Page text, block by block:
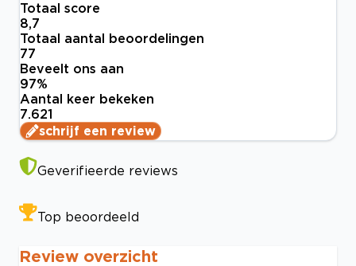
Totaal score
8,7
Totaal aantal beoordelingen
77
Beveelt ons aan
97%
Aantal keer bekeken
7.621
schrijf een review
Geverifieerde reviews
Top beoordeeld
Review overzicht